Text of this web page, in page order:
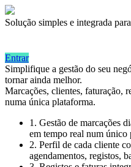
Solução simples e integrada
Entrar
Simplifique a gestão do seu
tornar ainda melhor.
Marcações, clientes, faturação,
numa única plataforma.
1. Gestão de marcações
em tempo real num
2. Perfil de cada cliente
agendamentos, registos,